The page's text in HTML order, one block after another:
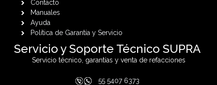
Contacto
Manuales
Ayuda
Política de Garantía y Servicio
Servicio y Soporte Técnico SUPRA
Servicio técnico, garantías y venta de refacciones
55 5407 6373